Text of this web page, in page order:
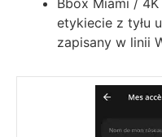
etykiecie z tyłu
zapisany w linii